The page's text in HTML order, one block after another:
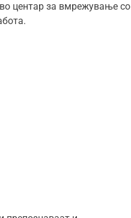
центар за вмрежување со